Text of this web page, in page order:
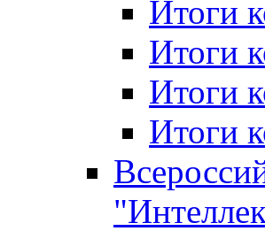
Итоги
Итоги
Итоги
Итоги